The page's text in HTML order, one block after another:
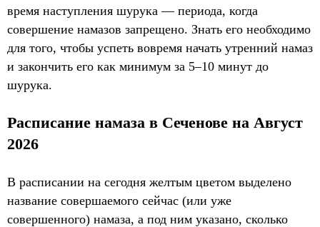
время наступления шурука — периода, когда
совершение намазов запрещено. Знать его необходимо
для того, чтобы успеть вовремя начать утренний намаз
и закончить его как минимум за 5–10 минут до
шурука.
Расписание намаза в Сеченове на Август
2026
В расписании на сегодня желтым цветом выделено
название совершаемого сейчас (или уже
совершенного) намаза, а под ним указано, сколько